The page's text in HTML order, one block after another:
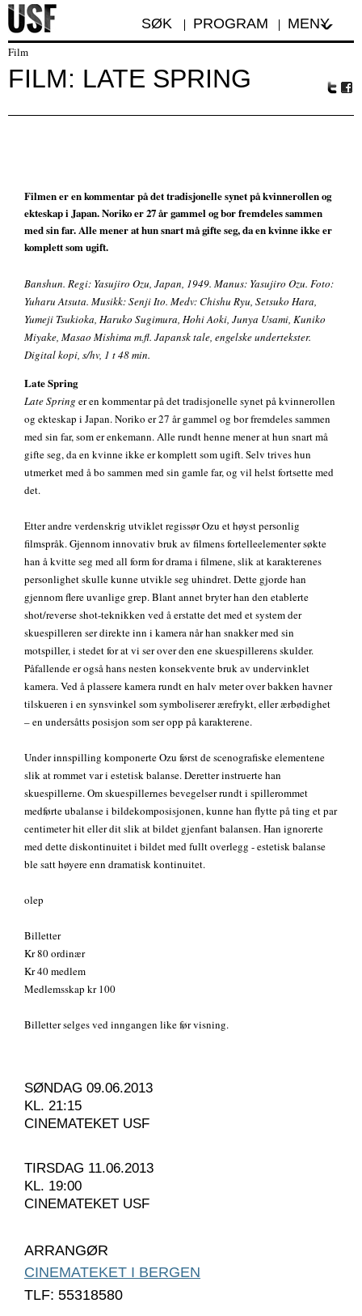
SØK PROGRAM MENY
Film
FILM: LATE SPRING
Filmen er en kommentar på det tradisjonelle synet på kvinnerollen og
ekteskap i Japan. Noriko er 27 år gammel og bor fremdeles sammen
med sin far. Alle mener at hun snart må gifte seg, da en kvinne ikke er
komplett som ugift.
Banshun. Regi: Yasujiro Ozu, Japan, 1949. Manus: Yasujiro Ozu. Foto:
Yuharu Atsuta. Musikk: Senji Ito. Medv: Chishu Ryu, Setsuko Hara,
Yumeji Tsukioka, Haruko Sugimura, Hohi Aoki, Junya Usami, Kuniko
Miyake, Masao Mishima m.fl. Japansk tale, engelske undertekster.
Digital kopi, s/hv, 1 t 48 min.
Late Spring
Late Spring er en kommentar på det tradisjonelle synet på kvinnerollen
og ekteskap i Japan. Noriko er 27 år gammel og bor fremdeles sammen
med sin far, som er enkemann. Alle rundt henne mener at hun snart må
gifte seg, da en kvinne ikke er komplett som ugift. Selv trives hun
utmerket med å bo sammen med sin gamle far, og vil helst fortsette med
det.
Etter andre verdenskrig utviklet regissør Ozu et høyst personlig
filmspråk. Gjennom innovativ bruk av filmens fortelleelementer søkte
han å kvitte seg med all form for drama i filmene, slik at karakterenes
personlighet skulle kunne utvikle seg uhindret. Dette gjorde han
gjennom flere uvanlige grep. Blant annet bryter han den etablerte
shot/reverse shot-teknikken ved å erstatte det med et system der
skuespilleren ser direkte inn i kamera når han snakker med sin
motspiller, i stedet for at vi ser over den ene skuespillerens skulder.
Påfallende er også hans nesten konsekvente bruk av undervinklet
kamera. Ved å plassere kamera rundt en halv meter over bakken havner
tilskueren i en synsvinkel som symboliserer ærefrykt, eller ærbødighet
– en undersåtts posisjon som ser opp på karakterene.
Under innspilling komponerte Ozu først de scenografiske elementene
slik at rommet var i estetisk balanse. Deretter instruerte han
skuespillerne. Om skuespillernes bevegelser rundt i spillerommet
medførte ubalanse i bildekomposisjonen, kunne han flytte på ting et par
centimeter hit eller dit slik at bildet gjenfant balansen. Han ignorerte
med dette diskontinuitet i bildet med fullt overlegg - estetisk balanse
ble satt høyere enn dramatisk kontinuitet.
olep
Billetter
Kr 80 ordinær
Kr 40 medlem
Medlemsskap kr 100
Billetter selges ved inngangen like før visning.
SØNDAG 09.06.2013
KL. 21:15
CINEMATEKET USF
TIRSDAG 11.06.2013
KL. 19:00
CINEMATEKET USF
ARRANGØR
CINEMATEKET I BERGEN
TLF: 55318580